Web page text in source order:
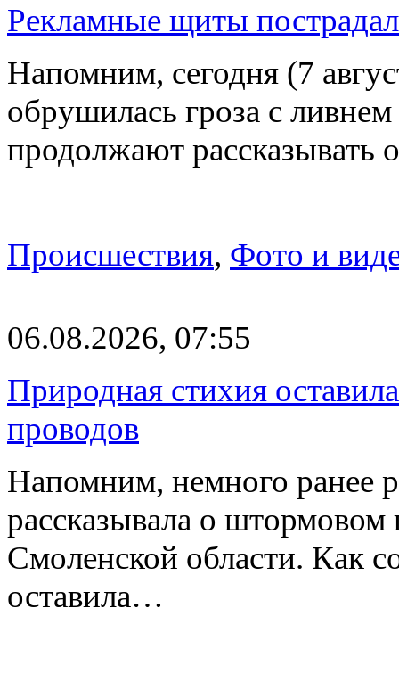
Рекламные щиты
Напомним, сегодня (7
обрушилась гроза с
продолжают рассказывать
Происшествия, Фото и
06.08.2026, 07:55
Природная стихия
проводов
Напомним, немного ранее
рассказывала о
Смоленской области. Как
оставила…